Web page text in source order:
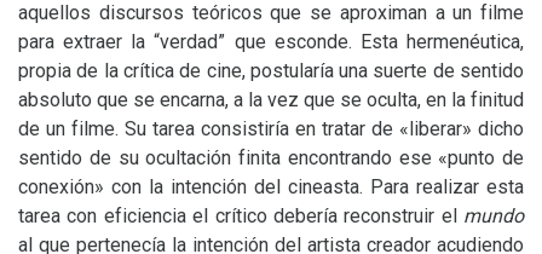
aquellos discursos teóricos que se aproximan a un filme
para extraer la “verdad” que esconde. Esta hermenéutica,
propia de la crítica de cine, postularía una suerte de sentido
absoluto que se encarna, a la vez que se oculta, en la finitud
de un filme. Su tarea consistiría en tratar de «liberar» dicho
sentido de su ocultación finita encontrando ese «punto de
conexión» con la intención del cineasta. Para realizar esta
tarea con eficiencia el crítico debería reconstruir el mundo
al que pertenecía la intención del artista creador acudiendo